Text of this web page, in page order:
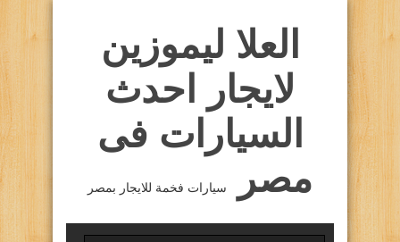
العلا ليموزين
لايجار احدث
السيارات فى
مصر
سيارات فخمة للايجار بمصر